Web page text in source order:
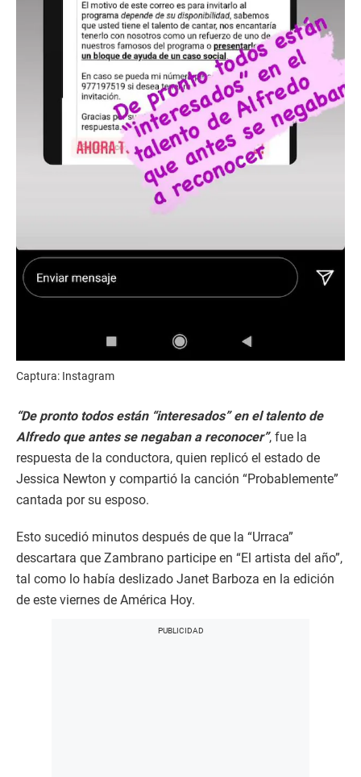
Captura: Instagram
“De pronto todos están “interesados” en el talento de
Alfredo que antes se negaban a reconocer”, fue la
respuesta de la conductora, quien replicó el estado de
Jessica Newton y compartió la canción “Probablemente”
cantada por su esposo.
Esto sucedió minutos después de que la “Urraca”
descartara que Zambrano participe en “El artista del año”,
tal como lo había deslizado Janet Barboza en la edición
de este viernes de América Hoy.